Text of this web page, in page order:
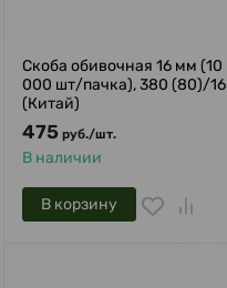
Скоба обивочная 16 мм (10
000 шт/пачка), 380 (80)/16
(Китай)
475 руб./шт.
В наличии
В корзину